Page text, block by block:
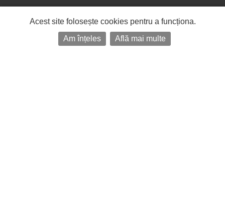
Acest site folosește cookies pentru a funcționa.
Am înțeles
Află mai multe